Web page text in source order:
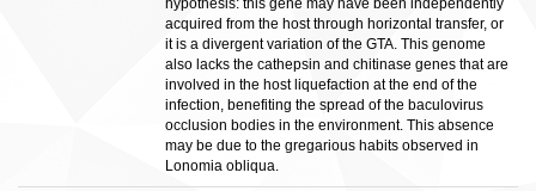
hypothesis: this gene may have been independently
acquired from the host through horizontal transfer, or
it is a divergent variation of the GTA. This genome
also lacks the cathepsin and chitinase genes that are
involved in the host liquefaction at the end of the
infection, benefiting the spread of the baculovirus
occlusion bodies in the environment. This absence
may be due to the gregarious habits observed in
Lonomia obliqua.